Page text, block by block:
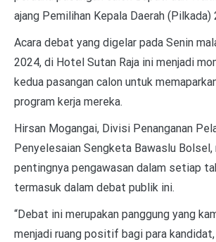
ajang Pemilihan Kepala Daerah (Pilkada)
Acara debat yang digelar pada Senin
2024, di Hotel Sutan Raja ini menjadi
kedua pasangan calon untuk
program kerja mereka.
Hirsan Mogangai, Divisi Penanganan
Penyelesaian Sengketa Bawaslu Bolsel,
pentingnya pengawasan dalam setiap
termasuk dalam debat publik ini.
“Debat ini merupakan panggung yang
menjadi ruang positif bagi para